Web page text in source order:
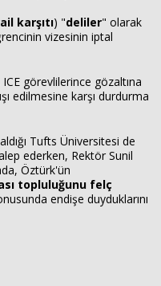
karşıtı) "deliler" olarak
vizesinin iptal
görevlilerince gözaltına
edilmesine karşı durdurma
Tufts Üniversitesi de
ederken, Rektör Sunil
Öztürk'ün
topluluğunu felç
endişe duyduklarını